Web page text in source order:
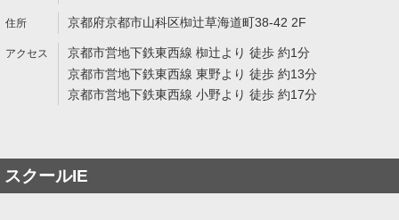
京都府京都市山科区椥辻草海道町38-42 2F
京都市営地下鉄東西線 椥辻より 徒歩 約1分
京都市営地下鉄東西線 東野より 徒歩 約13分
京都市営地下鉄東西線 小野より 徒歩 約17分
スクールIE